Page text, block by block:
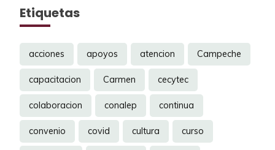
Etiquetas
acciones apoyos atencion Campeche
capacitacion Carmen cecytec
colaboracion conalep continua
convenio covid cultura curso